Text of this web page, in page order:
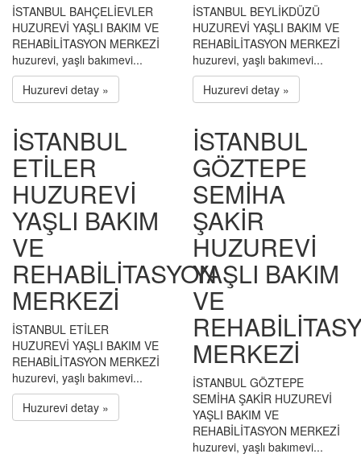
İSTANBUL BAHÇELİEVLER
HUZUREVİ YAŞLI BAKIM VE
REHABİLİTASYON MERKEZİ
huzurevi, yaşlı bakımevi...
Huzurevi detay »
İSTANBUL BEYLİKDÜZÜ
HUZUREVİ YAŞLI BAKIM VE
REHABİLİTASYON MERKEZİ
huzurevi, yaşlı bakımevi...
Huzurevi detay »
İSTANBUL
ETİLER
HUZUREVİ
YAŞLI BAKIM
VE
REHABİLİTASYON
MERKEZİ
İSTANBUL ETİLER
HUZUREVİ YAŞLI BAKIM VE
REHABİLİTASYON MERKEZİ
huzurevi, yaşlı bakımevi...
Huzurevi detay »
İSTANBUL
GÖZTEPE
SEMİHA
ŞAKİR
HUZUREVİ
YAŞLI BAKIM
VE
MERKEZİ
İSTANBUL GÖZTEPE
SEMİHA ŞAKİR HUZUREVİ
YAŞLI BAKIM VE
REHABİLİTASYON MERKEZİ
huzurevi, yaşlı bakımevi...